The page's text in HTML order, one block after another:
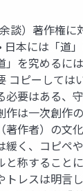
談）著作権に
日本には「道
」を究めるに
コピーしては
必要はある、
作は一次創作
著作者）の文
緩く、コピペ
と称すること
トレスは明言